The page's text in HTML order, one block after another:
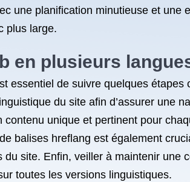
une planification minutieuse et une
plus large.
en plusieurs
essentiel de suivre quelques étapes
du site afin d’assurer une
unique et pertinent pour
balises hreflang est également
site. Enfin, veiller à maintenir une
toutes les versions linguistiques.